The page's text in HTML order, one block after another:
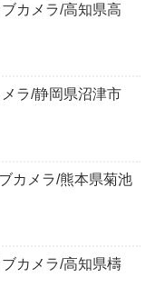
カメラ/高知県高
ラ/静岡県沼津市
カメラ/熊本県菊池
カメラ/高知県檮